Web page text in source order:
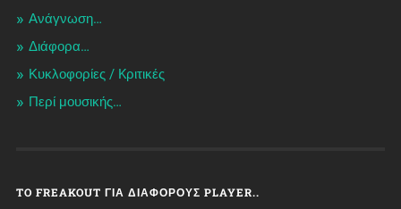
Ανάγνωση…
Διάφορα…
Κυκλοφορίες / Kριτικές
Περί μουσικής…
TO FREAKOUT ΓΙΑ ΔΙΆΦΟΡΟΥΣ PLAYER..